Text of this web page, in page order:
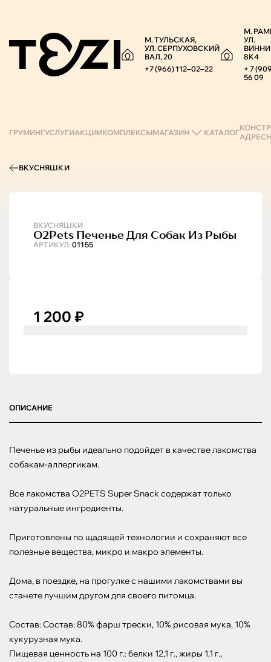
М. ТУЛЬСКАЯ,
УЛ. СЕРПУХОВСКИЙ
ВАЛ, 20
+7 (966) 112‒02‒22
М.
УЛ.
8К4
+ 7
56 09
ГРУМИНГУСЛУГИАКЦИИКОМПЛЕКСЫМАГАЗИН КАТАЛОГ
ВКУСНЯШКИ
ВКУСНЯШКИ
АРТИКУЛ: 01155
O2Pets Печенье Для Собак Из Рыбы
1 200 ₽
ОПИСАНИЕ
Печенье из рыбы идеально подойдет в качестве лакомства
собакам-аллергикам.
Все лакомства O2PETS Super Snack содержат только
натуральные ингредиенты.
Приготовлены по щадящей технологии и сохраняют все
полезные вещества, микро и макро элементы.
Дома, в поездке, на прогулке c нашими лакомствами вы
станете лучшим другом для своего питомца.
Состав: Состав: 80% фарш трески, 10% рисовая мука, 10%
кукурузная мука.
Пищевая ценность на 100 г.: белки 12,1 г., жиры 1,1 г.,